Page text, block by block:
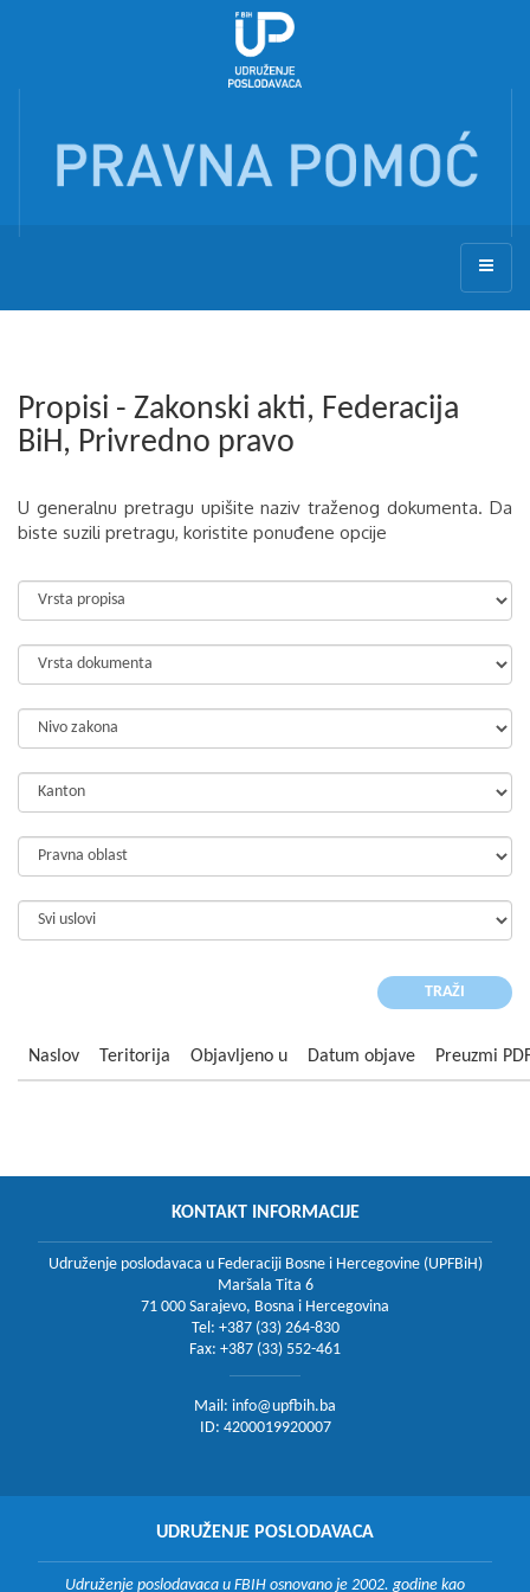
Propisi - Zakonski akti, Federacija
BiH, Privredno pravo
U generalnu pretragu upišite naziv traženog dokumenta. Da
biste suzili pretragu, koristite ponuđene opcije
Naslov Teritorija Objavljeno u Datum objave Preuzmi
KONTAKT INFORMACIJE
Udruženje poslodavaca u Federaciji Bosne i Hercegovine (UPFBiH)
Maršala Tita 6
71 000 Sarajevo, Bosna i Hercegovina
Tel: +387 (33) 264-830
Fax: +387 (33) 552-461
Mail: info@upfbih.ba
ID: 4200019920007
UDRUŽENJE POSLODAVACA
Udruženje poslodavaca u FBIH osnovano je 2002. godine kao